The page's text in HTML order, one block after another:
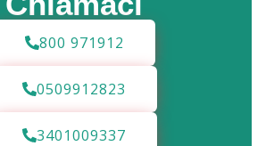
800 971912
0509912823
3401009337